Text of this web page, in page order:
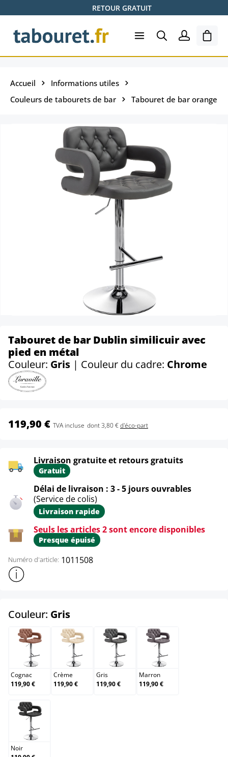
Passer au contenu principalRETOUR GRATUIT
Le
Accueil
Informations utiles
Couleurs de tabourets de bar
Tabouret de bar orange
Tabouret de bar Dublin similicuir avec
pied en métal
Couleur: Gris | Couleur du cadre: Chrome
119,90 € TVA incluse dont 3,80 €d'éco-part
Livraison gratuite et retours gratuits
Gratuit
Délai de livraison : 3 - 5 jours ouvrables
(Service de colis)
Livraison rapide
Seuls les articles 2 sont encore disponibles
Presque épuisé
Numéro d'article: 1011508
Afficher plus d'informations sur le produit
Couleur: Grisselect
Cognac
Cognac
119,90 €
Crème
Crème
119,90 €
Gris
Gris
119,90 €
Marron
Marron
119,90 €
Noir
Noir